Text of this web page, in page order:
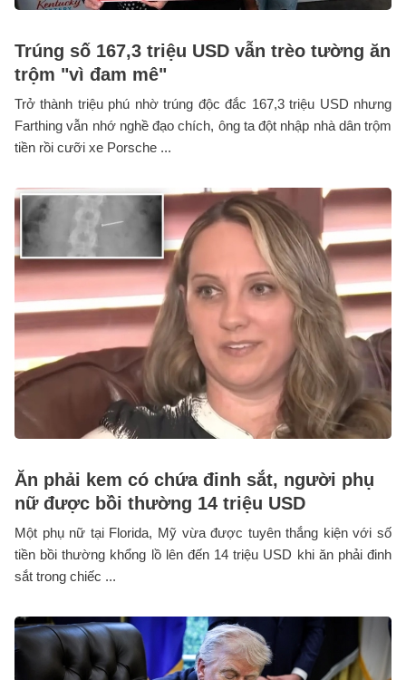
Trúng số 167,3 triệu USD vẫn trèo tường ăn
trộm "vì đam mê"
Trở thành triệu phú nhờ trúng độc đắc 167,3 triệu USD nhưng
Farthing vẫn nhớ nghề đạo chích, ông ta đột nhập nhà dân trộm
tiền rồi cưỡi xe Porsche ...
Ăn phải kem có chứa đinh sắt, người phụ
nữ được bồi thường 14 triệu USD
Một phụ nữ tại Florida, Mỹ vừa được tuyên thắng kiện với số
tiền bồi thường khổng lồ lên đến 14 triệu USD khi ăn phải đinh
sắt trong chiếc ...